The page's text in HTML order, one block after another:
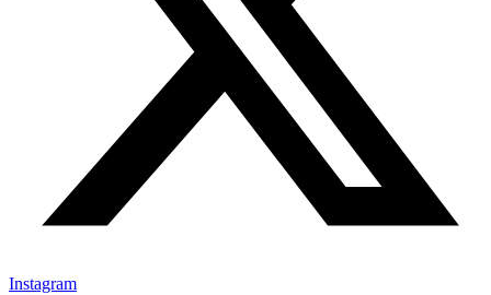
Instagram